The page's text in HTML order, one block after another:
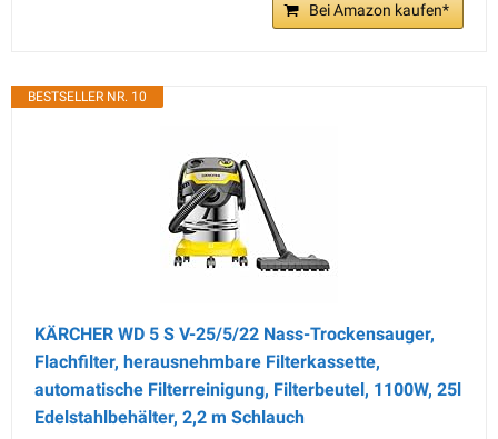
Bei Amazon kaufen*
BESTSELLER NR. 10
KÄRCHER WD 5 S V-25/5/22 Nass-Trockensauger,
Flachfilter, herausnehmbare Filterkassette,
automatische Filterreinigung, Filterbeutel, 1100W, 25l
Edelstahlbehälter, 2,2 m Schlauch